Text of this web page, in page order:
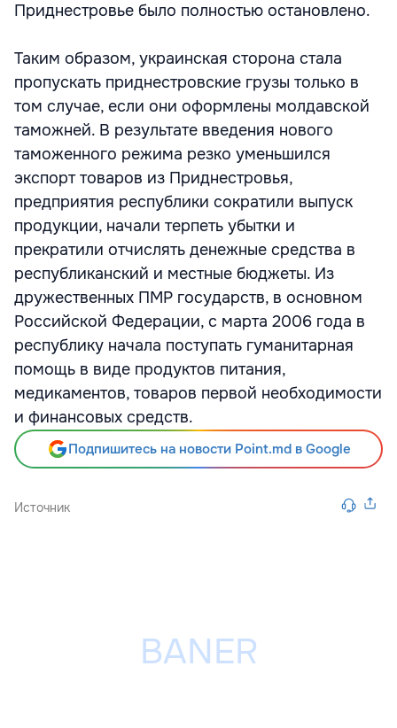
Приднестровье было полностью остановлено.
Таким образом, украинская сторона стала
пропускать приднестровские грузы только в
том случае, если они оформлены молдавской
таможней. В результате введения нового
таможенного режима резко уменьшился
экспорт товаров из Приднестровья,
предприятия республики сократили выпуск
продукции, начали терпеть убытки и
прекратили отчислять денежные средства в
республиканский и местные бюджеты. Из
дружественных ПМР государств, в основном
Российской Федерации, с марта 2006 года в
республику начала поступать гуманитарная
помощь в виде продуктов питания,
медикаментов, товаров первой необходимости
и финансовых средств.
Подпишитесь на новости Point.md в Google
Источник